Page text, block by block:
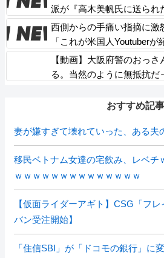
派が『高木美帆氏に送られ
「こんな首相は見たこと
西側からの手痛い指摘に激
「これが米国人Youtuberが
と動画を公開するも……
【動画】大阪府警のおっ
る。当然のように無抵抗だ
おすすめ記事
妻が嫌すぎて壊れていった、ある夫
移民ベトナム女達の宅飲み、レベチ
ｗｗｗｗｗｗｗｗｗｗｗｗｗｗ
【仮面ライダーアギト】CSG「フ
バン受注開始】
「住信SBI」が「ドコモの銀行」に